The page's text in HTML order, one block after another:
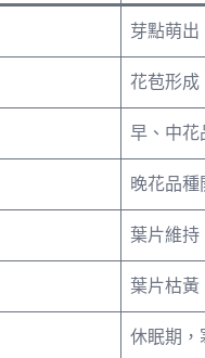
芽點萌出
花苞形成
早、中花
晚花品種
葉片維持
葉片枯黃
休眠期，